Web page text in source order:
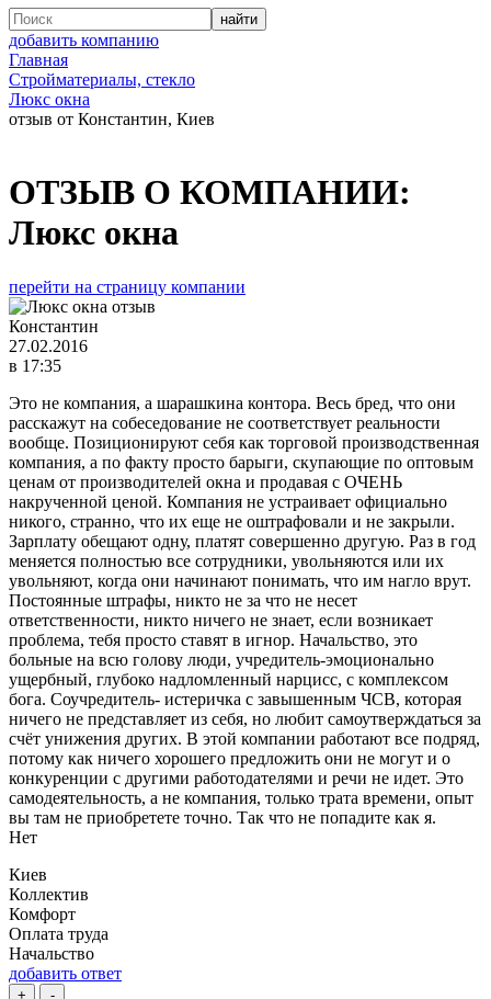
добавить компанию
Главная
Стройматериалы, стекло
Люкс окна
отзыв от Константин, Киев
ОТЗЫВ О КОМПАНИИ:
Люкс окна
перейти на страницу компании
Константин
27.02.2016
в 17:35
Это не компания, а шарашкина контора. Весь бред, что они
расскажут на собеседование не соответствует реальности
вообще. Позиционируют себя как торговой производственная
компания, а по факту просто барыги, скупающие по оптовым
ценам от производителей окна и продавая с ОЧЕНЬ
накрученной ценой. Компания не устраивает официально
никого, странно, что их еще не оштрафовали и не закрыли.
Зарплату обещают одну, платят совершенно другую. Раз в год
меняется полностью все сотрудники, увольняются или их
увольняют, когда они начинают понимать, что им нагло врут.
Постоянные штрафы, никто не за что не несет
ответственности, никто ничего не знает, если возникает
проблема, тебя просто ставят в игнор. Начальство, это
больные на всю голову люди, учредитель-эмоционально
ущербный, глубоко надломленный нарцисс, с комплексом
бога. Соучредитель- истеричка с завышенным ЧСВ, которая
ничего не представляет из себя, но любит самоутверждаться за
счёт унижения других. В этой компании работают все подряд,
потому как ничего хорошего предложить они не могут и о
конкуренции с другими работодателями и речи не идет. Это
самодеятельность, а не компания, только трата времени, опыт
вы там не приобретете точно. Так что не попадите как я.
Нет
Киев
Коллектив
Комфорт
Оплата труда
Начальство
добавить ответ
+ -